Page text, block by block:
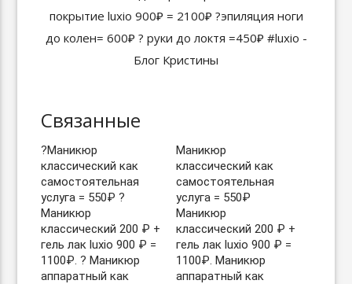
Связанные
?Маникюр
классический как
самостоятельная
услуга = 550₽ ?
Маникюр
классический 200 ₽ +
гель лак luxio 900 ₽ =
1100₽. ? Маникюр
аппаратный как
Маникюр
классический как
самостоятельная
услуга = 550₽
Маникюр
классический 200 ₽ +
гель лак luxio 900 ₽ =
1100₽. Маникюр
аппаратный как